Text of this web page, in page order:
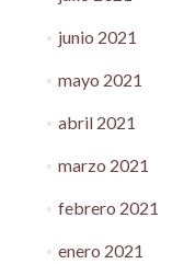
junio 2021
mayo 2021
abril 2021
marzo 2021
febrero 2021
enero 2021